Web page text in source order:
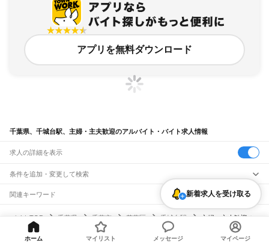
アプリを無料ダウンロード
千葉県、千城台駅、主婦・主夫歓迎のアルバイト・バイト求人情報
求人の詳細を表示
条件を追加・変更して検索
市区町村を追加・変更
千葉県
千葉市
中央区
稲毛区若葉区
駅を追加・変更
JR武蔵野線
職種を追加・変更
関連キーワード
ガチャガチャ犬カフェ
バイトTOP
千葉県 千葉市 若葉区 千城台駅
主婦・主夫歓迎の
アルバイト・バイト・求人
新着求人を受け取る
ホーム マイリスト メッセージ マイページ